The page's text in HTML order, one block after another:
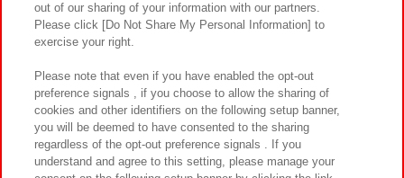
プライバシーポリシー ウェブアクセシビリティ方針と検証結果
お取引先さまとともに
カスタマーハラスメント対応方針 よくあるご質問・お問い合わせ
out of our sharing of your information with our partners.
Please click [Do Not Share My Personal Information] to
exercise your right.
Please note that even if you have enabled the opt-out
preference signals , if you choose to allow the sharing of
cookies and other identifiers on the following setup banner,
you will be deemed to have consented to the sharing
regardless of the opt-out preference signals . If you
understand and agree to this setting, please manage your